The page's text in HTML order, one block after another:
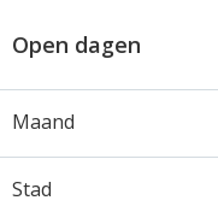
Open dagen
Maand
Stad